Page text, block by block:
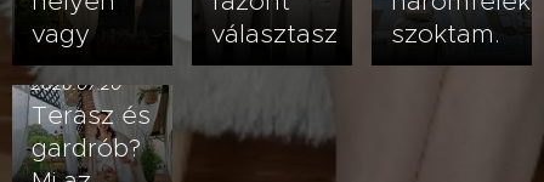
vagy
választasz
szoktam.
2026.07.20
Terasz és
gardrób?